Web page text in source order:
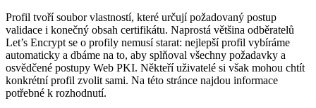
Profil tvoří soubor vlastností, které určují požadovaný postup
validace i konečný obsah certifikátu. Naprostá většina odběratelů
Let’s Encrypt se o profily nemusí starat: nejlepší profil vybíráme
automaticky a dbáme na to, aby splňoval všechny požadavky a
osvědčené postupy Web PKI. Někteří uživatelé si však mohou chtít
konkrétní profil zvolit sami. Na této stránce najdou informace
potřebné k rozhodnutí.